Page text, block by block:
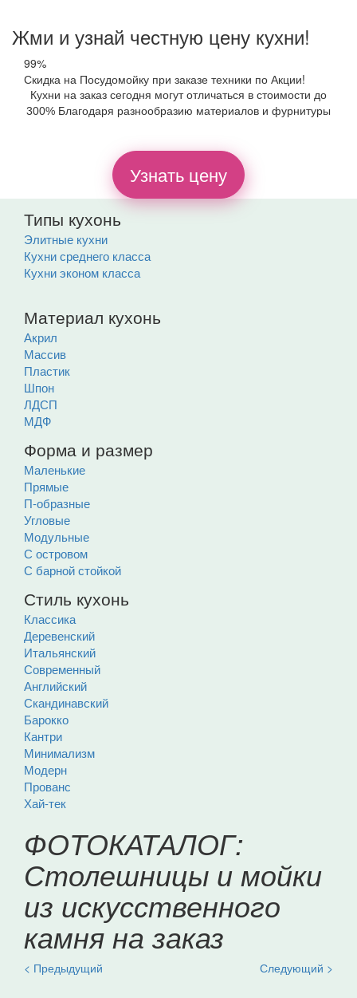
Жми и узнай честную цену кухни!
99%
Скидка на Посудомойку при заказе техники по Акции!
Кухни на заказ сегодня могут отличаться в стоимости до
300% Благодаря разнообразию материалов и фурнитуры
Узнать цену
Типы кухонь
Элитные кухни
Кухни среднего класса
Кухни эконом класса
Материал кухонь
Акрил
Массив
Пластик
Шпон
ЛДСП
МДФ
Форма и размер
Маленькие
Прямые
П-образные
Угловые
Модульные
С островом
С барной стойкой
Стиль кухонь
Классика
Деревенский
Итальянский
Современный
Английский
Скандинавский
Барокко
Кантри
Минимализм
Модерн
Прованс
Хай-тек
ФОТОКАТАЛОГ:
Столешницы и мойки
из искусственного
камня на заказ
< Предыдущий Следующий >